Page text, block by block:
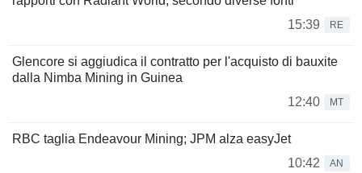
15:39
RE
Glencore si aggiudica il contratto per l'acquisto di bauxite
dalla Nimba Mining in Guinea
12:40
MT
RBC taglia Endeavour Mining; JPM alza easyJet
10:42
AN